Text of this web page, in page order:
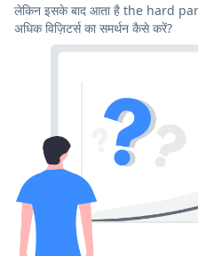
लेकिन इसके बाद आता है the hard
अधिक विज़िटर्स का समर्थन कैसे करें?